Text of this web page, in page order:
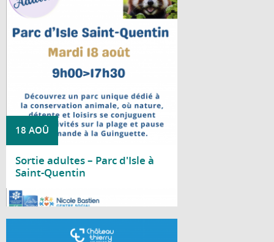
18 AOÛ
Sortie adultes – Parc d'Isle à
Saint-Quentin
propose une sortie au Parc d'Isle, à Saint-
Quentin, le mardi 18 août, de 9 h à 17 h 30.
À chaque période de vacances scolaires, la